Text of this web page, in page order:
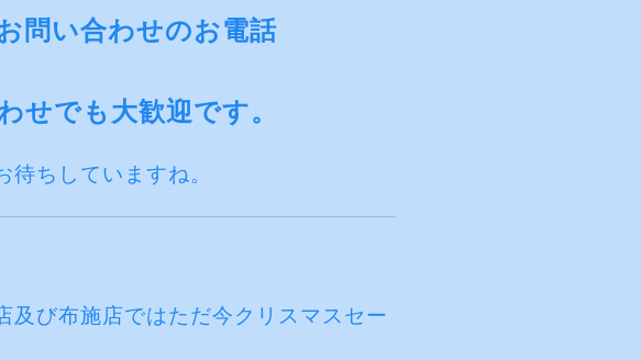
問い合わせのお電話
せでも大歓迎です。
ちしていますね。
及び布施店ではただ今クリスマスセー